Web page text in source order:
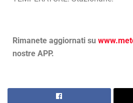
Rimanete aggiornati su
nostre APP.